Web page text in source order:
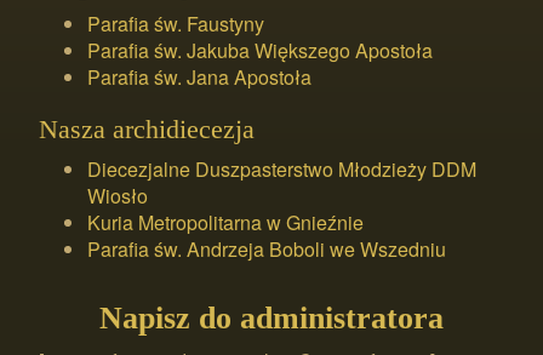
Parafia św. Faustyny
Parafia św. Jakuba Większego Apostoła
Parafia św. Jana Apostoła
Nasza archidiecezja
Diecezjalne Duszpasterstwo Młodzieży DDM
Wiosło
Kuria Metropolitarna w Gnieźnie
Parafia św. Andrzeja Boboli we Wszedniu
Napisz do administratora